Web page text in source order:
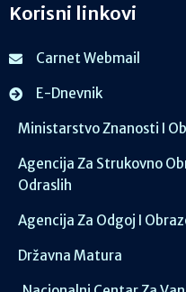
Korisni linkovi
Carnet Webmail
E-Dnevnik
Ministarstvo Znanosti I
Agencija Za Strukovno
Odraslih
Agencija Za Odgoj I
Državna Matura